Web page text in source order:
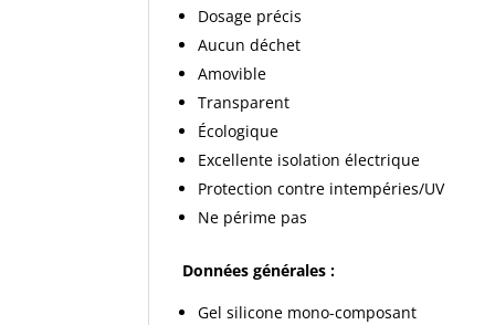
Dosage précis
Aucun déchet
Amovible
Transparent
Écologique
Excellente isolation électrique
Protection contre intempéries/UV
Ne périme pas
Données générales :
Gel silicone mono-composant